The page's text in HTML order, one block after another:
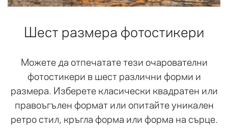
Шест размера фотостикери
Можете да отпечатате тези очарователни
фотостикери в шест различни форми и
размера. Изберете класически квадратен или
правоъгълен формат или опитайте уникален
ретро стил, кръгла форма или форма на сърце.